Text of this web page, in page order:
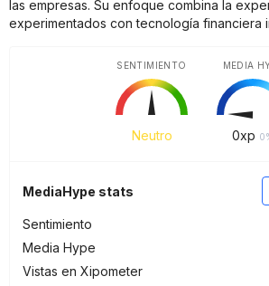
las empresas. Su enfoque combina la
experimentados con tecnología financiera
Neutro
SENTIMIENTO
0xp
MEDIA
MediaHype stats
Sentimiento
Media Hype
Vistas en Xipometer